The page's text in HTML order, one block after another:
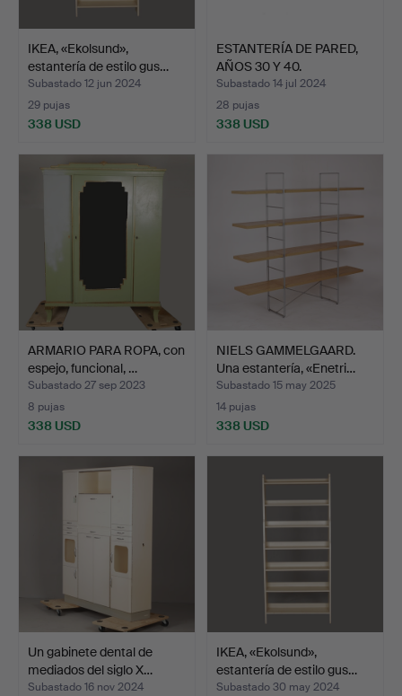
IKEA, «Ekolsund»,
estantería de estilo gus…
Subastado 12 jun 2024
29 pujas
338 USD
ESTANTERÍA DE PARED,
AÑOS 30 Y 40.
Subastado 14 jul 2024
28 pujas
338 USD
ARMARIO PARA ROPA, con
espejo, funcional, …
Subastado 27 sep 2023
8 pujas
338 USD
NIELS GAMMELGAARD.
Una estantería, «Enetri…
Subastado 15 may 2025
14 pujas
338 USD
Un gabinete dental de
mediados del siglo X…
Subastado 16 nov 2024
IKEA, «Ekolsund»,
estantería de estilo gus…
Subastado 30 may 2024